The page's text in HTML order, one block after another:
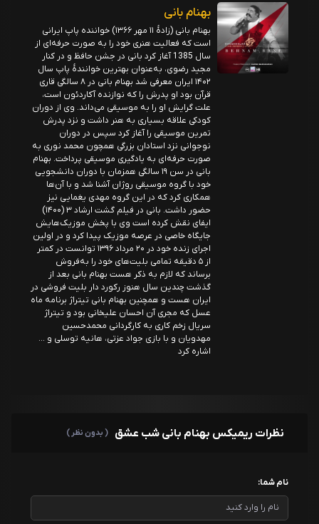
بهنام بانی
بهنام بانی (زادهٔ ۱۱ مهر ۱۳۶۶) خواننده پاپ ایرانی
است که فعالیت هنری خود را به صورت حرفه‌ای از
سال 1385 آغاز کرد بانی در جشن حافظ و در کنار
مجید رضوی، به‌عنوان بهترین خوانندهٔ پاپ سال
۱۴۰۲ ایران معرفی شد بهنام بانی در ۸ سالگی قاری
قرآن بود او پدرش را که نوازنده آکاردئون است،
علت گرایش او را به موسیقی می‌داند. وی از دوران
کودکی علاقه بسیاری به هنر داشت و نزد پدرش
تمرین موسیقی را آغاز کرد سپس در دوران
نوجوانی نزد استادان بزرگی همچون محمد نوری به
صورت حرفه‌ای به یادگیری موسیقی پرداخت. بهنام
بانی در سن ۱۹ سالگی همزمان با دوران دانشجویی
خود با گروه موسیقی روژان آشنا شد و با آن‌ها
همکاری کرد که در این گروه مهدی یغمایی نیز
حضور داشت. بانی در فیلم گشت ارشاد ۳ (۱۴۰۰)
ایفای نقش کرده است وی با پخش موزیک‌هایش
جایگاه خاصی در عرصه موزیک پیدا کرد و در اولین
اجرای زنده خود در ۲۰ مرداد ۱۳۹۶ توانست در کمتر
از ۵ دقیقه تمامی بلیت‌های خود را به‌فروش
برساند که لازم به ذکر هست بهنام بانی بعد از
گذشت چندین سال هنوز رکورد دار بلیت فروشی در
ایران هست و همچنین بهنام بانی تیتراژ برنامه ماه
عسل که مجری آن احسان علیخانی بود و تیتراژ
سریال زخم کاری به کارگردانی محمدحسین
مهدویان و با بازی جواد عزتی، هانیه توسلی و ...
اشاره کرد
نظرات ریمیکس بهنام بانی شب عشق ( بدون نظر )
نام شما: